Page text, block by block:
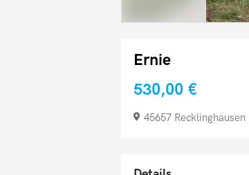
Ernie
530,00 €
45657 Recklinghausen